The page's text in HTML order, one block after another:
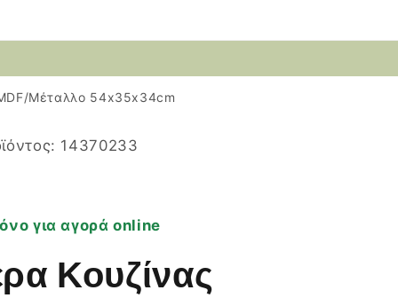
Μέταλλο 54x35x34cm
SKU:
14370233
για αγορά online
Κουζίνας